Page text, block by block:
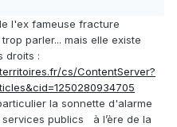
l'ex fameuse fracture
parler... mais elle existe
droits :
cs/ContentServer?
la sonnette d'alarme
publics à l’ère de la